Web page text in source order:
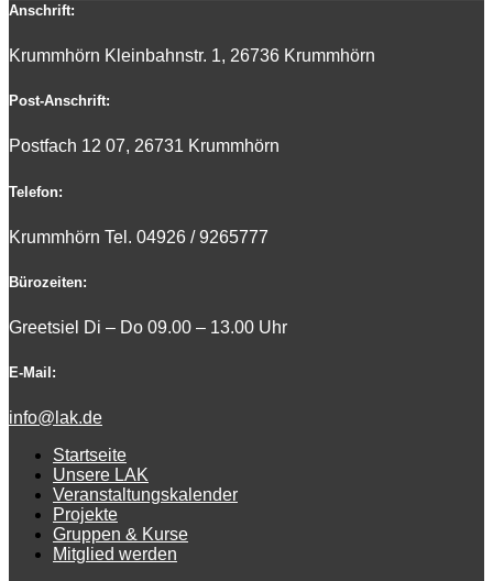
Anschrift:
Krummhörn Kleinbahnstr. 1, 26736 Krummhörn
Post-Anschrift:
Postfach 12 07, 26731 Krummhörn
Telefon:
Krummhörn Tel. 04926 / 9265777
Bürozeiten:
Greetsiel Di – Do 09.00 – 13.00 Uhr
E-Mail:
info@lak.de
Startseite
Unsere LAK
Veranstaltungskalender
Projekte
Gruppen & Kurse
Mitglied werden